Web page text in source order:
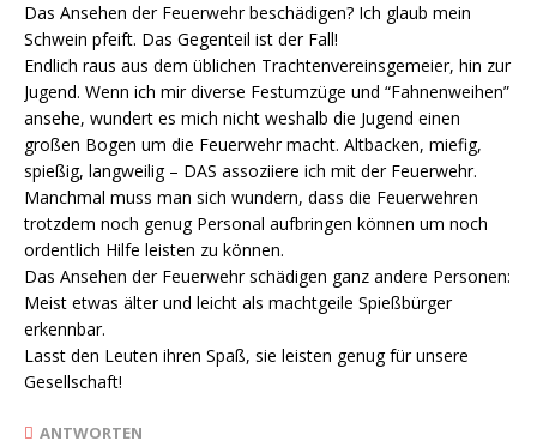
Das Ansehen der Feuerwehr beschädigen? Ich glaub mein
Schwein pfeift. Das Gegenteil ist der Fall!
Endlich raus aus dem üblichen Trachtenvereinsgemeier, hin zur
Jugend. Wenn ich mir diverse Festumzüge und “Fahnenweihen”
ansehe, wundert es mich nicht weshalb die Jugend einen
großen Bogen um die Feuerwehr macht. Altbacken, miefig,
spießig, langweilig – DAS assoziiere ich mit der Feuerwehr.
Manchmal muss man sich wundern, dass die Feuerwehren
trotzdem noch genug Personal aufbringen können um noch
ordentlich Hilfe leisten zu können.
Das Ansehen der Feuerwehr schädigen ganz andere Personen:
Meist etwas älter und leicht als machtgeile Spießbürger
erkennbar.
Lasst den Leuten ihren Spaß, sie leisten genug für unsere
Gesellschaft!
ANTWORTEN